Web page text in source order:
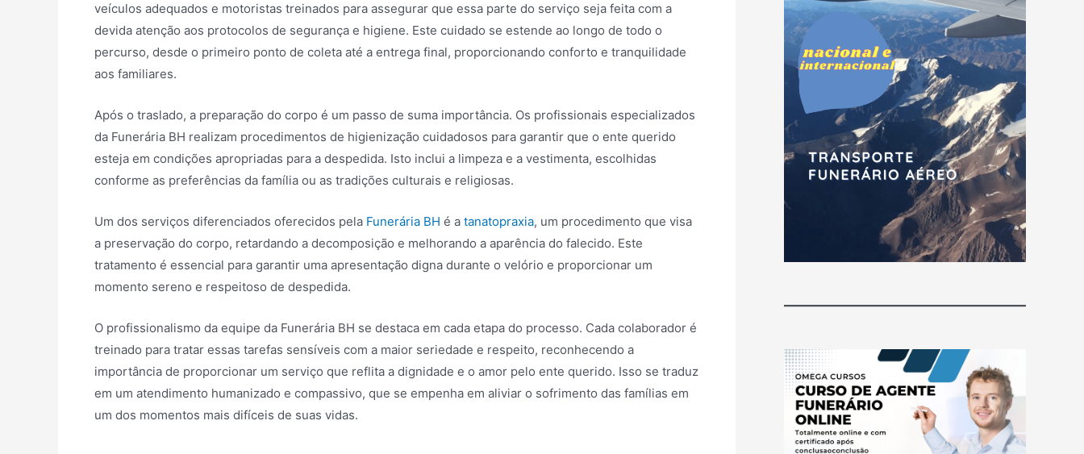
veículos adequados e motoristas treinados para assegurar que essa parte do serviço seja feita com a
devida atenção aos protocolos de segurança e higiene. Este cuidado se estende ao longo de todo o
percurso, desde o primeiro ponto de coleta até a entrega final, proporcionando conforto e tranquilidade
aos familiares.
Após o traslado, a preparação do corpo é um passo de suma importância. Os profissionais especializados
da Funerária BH realizam procedimentos de higienização cuidadosos para garantir que o ente querido
esteja em condições apropriadas para a despedida. Isto inclui a limpeza e a vestimenta, escolhidas
conforme as preferências da família ou as tradições culturais e religiosas.
Um dos serviços diferenciados oferecidos pela Funerária BH é a tanatopraxia, um procedimento que visa
a preservação do corpo, retardando a decomposição e melhorando a aparência do falecido. Este
tratamento é essencial para garantir uma apresentação digna durante o velório e proporcionar um
momento sereno e respeitoso de despedida.
O profissionalismo da equipe da Funerária BH se destaca em cada etapa do processo. Cada colaborador é
treinado para tratar essas tarefas sensíveis com a maior seriedade e respeito, reconhecendo a
importância de proporcionar um serviço que reflita a dignidade e o amor pelo ente querido. Isso se traduz
em um atendimento humanizado e compassivo, que se empenha em aliviar o sofrimento das famílias em
um dos momentos mais difíceis de suas vidas.